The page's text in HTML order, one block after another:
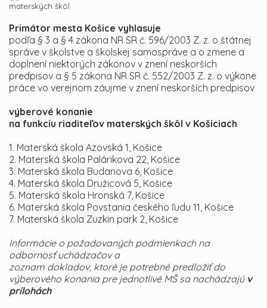
materských škôl
Primátor mesta Košice vyhlasuje
podľa § 3 a § 4 zákona NR SR č. 596/2003 Z. z. o štátnej
správe v školstve a školskej samospráve a o zmene a
doplnení niektorých zákonov v znení neskorších
predpisov a § 5 zákona NR SR č. 552/2003 Z. z. o výkone
práce vo verejnom záujme v znení neskorších predpisov
výberové konanie
na funkciu riaditeľov materských škôl v Košiciach
1. Materská škola Azovská 1, Košice
2. Materská škola Palárikova 22, Košice
3. Materská škola Budanova 6, Košice
4. Materská škola Družicová 5, Košice
5. Materská škola Hronská 7, Košice
6. Materská škola Povstania českého ľudu 11, Košice
7. Materská škola Zuzkin park 2, Košice
Informácie o požadovaných podmienkach na
odbornosť uchádzačov a
zoznam dokladov, ktoré je potrebné predložiť do
výberového konania pre jednotlivé MŠ sa nachádzajúv
prílohách